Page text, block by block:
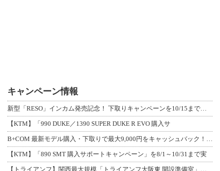
キャンペーン情報
【KTM】「990 DUKE／1390 SUPER DUKE R EVO 購入サ
【KTM】「890 SMT 購入サポートキャンペーン」を8/1～10/31まで実